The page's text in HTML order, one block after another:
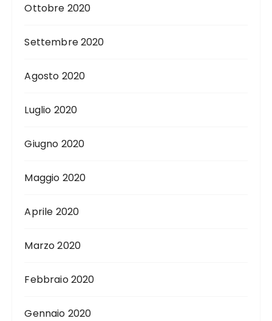
Ottobre 2020
Settembre 2020
Agosto 2020
Luglio 2020
Giugno 2020
Maggio 2020
Aprile 2020
Marzo 2020
Febbraio 2020
Gennaio 2020